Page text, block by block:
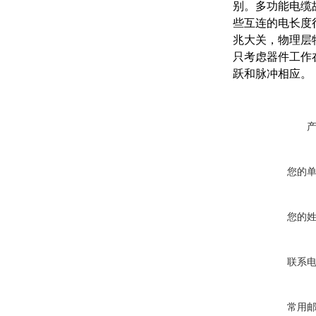
别。多功能电缆
些互连的电长度
兆大关，物理层
只考虑器件工
跃和脉冲相应。
您的
您的
联系
常用